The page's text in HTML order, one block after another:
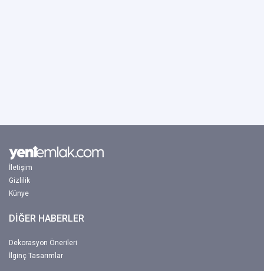
İletişim
Gizlilik
Künye
DİĞER HABERLER
Dekorasyon Önerileri
İlginç Tasarımlar